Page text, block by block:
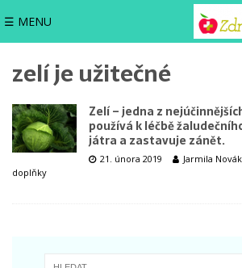
☰ MENU
zelí je užitečné
Zelí – jedna z
používá k léčbě
játra a zastavuje zánět.
21. února 2019 Jarmila
doplňky